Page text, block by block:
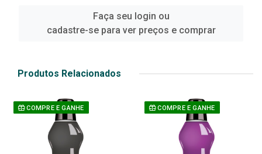
Faça seu login ou
cadastre-se para ver preços e comprar
Produtos Relacionados
COMPRE E GANHE COMPRE E GANHE